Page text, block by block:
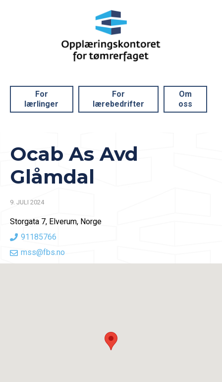
For
lærlinger
For
lærebedrifter
Om
oss
Ocab As Avd
Glåmdal
9. JULI 2024
Storgata 7, Elverum, Norge
91185766
mss@fbs.no